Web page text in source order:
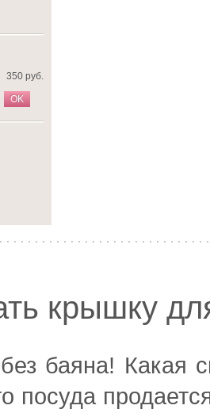
350 руб.
OK
крышку
баяна! Какая
посуда